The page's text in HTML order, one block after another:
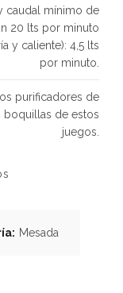
caudal mínimo de
20 lts por minuto
y caliente): 4,5 lts
por minuto.
purificadores de
boquillas de estos
juegos.
Mesada